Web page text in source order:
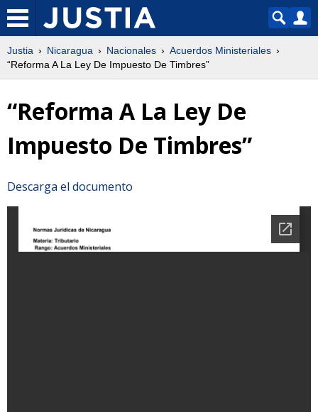
Justia Nicaragua Nacionales
Acuerdos Ministeriales
“Reforma A La Ley De Impuesto De Timbres”
“Reforma A La Ley De
Impuesto De Timbres”
Descarga el documento